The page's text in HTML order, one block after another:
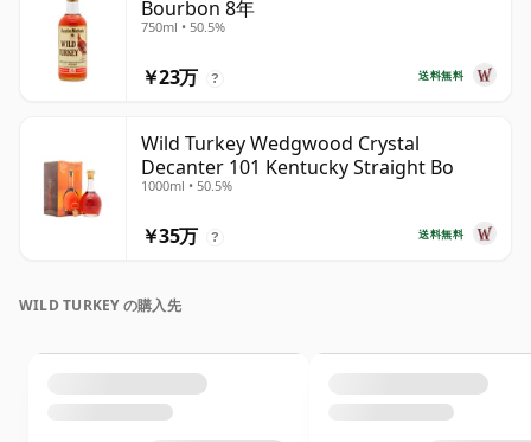
Bourbon 8年
750ml • 50.5%
送料無料
￥23万 ?
Wild Turkey Wedgwood Crystal
Decanter 101 Kentucky Straight Bo
1000ml • 50.5%
送料無料
￥35万 ?
WILD TURKEY の購入先